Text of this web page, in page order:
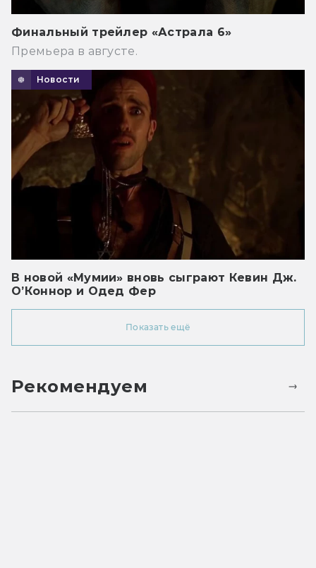
Финальный трейлер «Астрала 6»
Премьера в августе.
Новости
В новой «Мумии» вновь сыграют Кевин Дж.
О’Коннор и Одед Фер
Показать ещё
Рекомендуем